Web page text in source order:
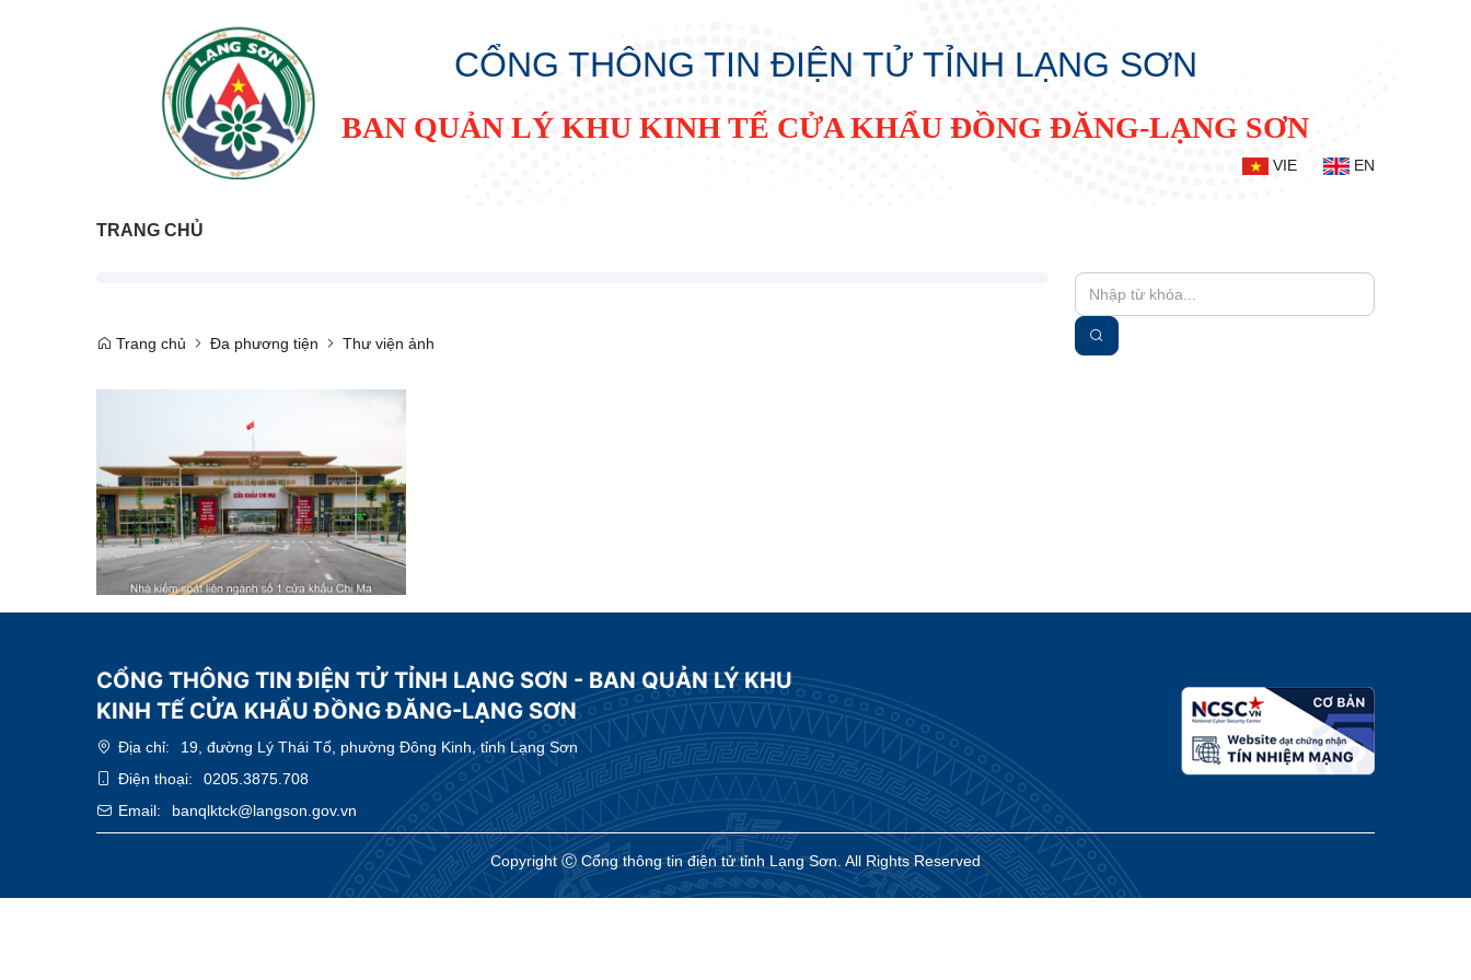
CỔNG THÔNG TIN ĐIỆN TỬ TỈNH LẠNG SƠN
BAN QUẢN LÝ KHU KINH TẾ CỬA KHẨU ĐỒNG ĐĂNG-LẠNG SƠN
VIE EN
TRANG CHỦ
Trang chủ Đa phương tiện Thư viện ảnh
CỔNG THÔNG TIN ĐIỆN TỬ TỈNH LẠNG SƠN - BAN QUẢN LÝ KHU
KINH TẾ CỬA KHẨU ĐỒNG ĐĂNG-LẠNG SƠN
Địa chỉ:
19, đường Lý Thái Tổ, phường Đông Kinh, tỉnh Lạng Sơn
Điện thoại:
0205.3875.708
Email:
banqlktck@langson.gov.vn
Copyright Ⓒ Cổng thông tin điện tử tỉnh Lạng Sơn. All Rights Reserved